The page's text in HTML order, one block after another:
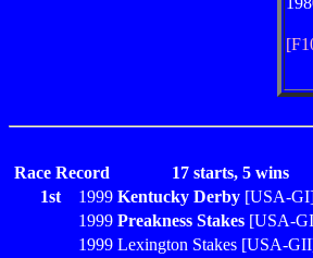
Race Record
17 starts, 5 wins
1st
1999 Kentucky Derby [USA-
1999 Preakness Stakes [USA-
1999 Lexington Stakes [USA-